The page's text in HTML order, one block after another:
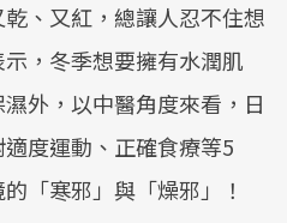
、又紅，總讓人忍不住想
，冬季想要擁有水潤肌
外，以中醫角度來看，日
度運動、正確食療等5
「寒邪」與「燥邪」！